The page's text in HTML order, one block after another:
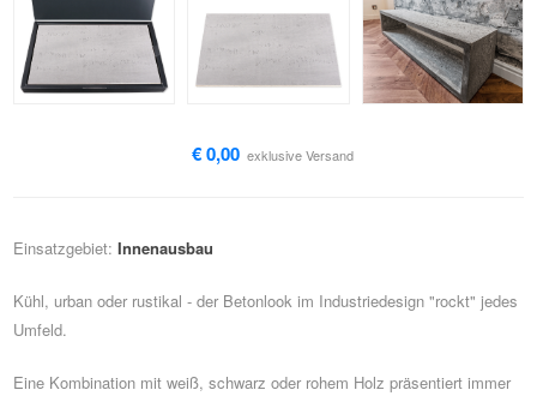
€ 0,00 exklusiveVersand
Einsatzgebiet:Innenausbau
Kühl, urban oder rustikal - der Betonlook im Industriedesign "rockt" jedes
Umfeld.
Eine Kombination mit weiß, schwarz oder rohem Holz präsentiert immer